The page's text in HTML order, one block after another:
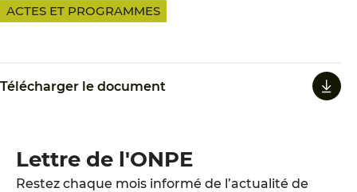
ACTES ET PROGRAMMES
Télécharger le document
Lettre de l'ONPE
Restez chaque mois informé de l’actualité de